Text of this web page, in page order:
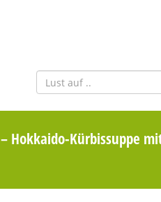
– Hokkaido-Kürbissuppe